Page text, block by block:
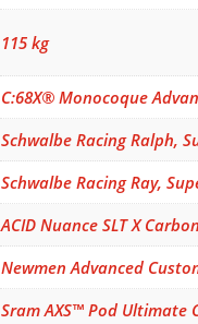
115 kg
C:68X® Monocoque
Schwalbe Racing Ralph,
Schwalbe Racing Ray,
ACID Nuance SLT X Carbon
Newmen Advanced
Sram AXS™ Pod Ultimate